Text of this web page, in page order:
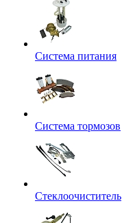
Система питания
Система тормозов
Стеклоочиститель